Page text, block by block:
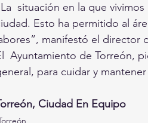
situación en la que
Esto ha permitido al
manifestó el director
Ayuntamiento de Torreón,
para cuidar y
Ciudad En Equipo